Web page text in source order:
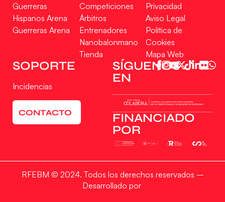
Gestionar consentimiento
Para ofrecer las mejores experiencias, utilizamos tecnologías como las cookies
para almacenar y/o acceder a la información del dispositivo. El consentimiento
de estas tecnologías nos permitirá procesar datos como el comportamiento de
navegación o las identificaciones únicas en este sitio. No consentir o retirar el
consentimiento, puede afectar negativamente a ciertas características y
funciones.
Denegar
Guerreras
Hispanos Arena
Guerreras Arena
Competiciones
Árbitros
Entrenadores
Nanobalonmano
Tienda
Privacidad
Aviso Legal
Política de
Cookies
Mapa Web
SOPORTE
Incidencias
CONTACTO
SÍGUENOS
EN
FINANCIADO
POR
RFEBM © 2024. Todos los derechos reservados –
Desarrollado por